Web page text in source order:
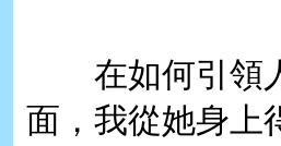
在如何引領人
面，我從她身上